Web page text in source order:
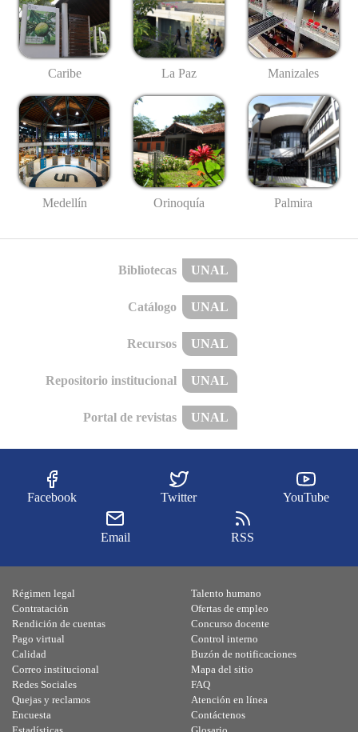
Caribe La Paz Manizales
Medellín Orinoquía Palmira
Bibliotecas UNAL
Catálogo UNAL
Recursos UNAL
Repositorio institucional UNAL
Portal de revistas UNAL
Facebook Twitter YouTube
Email RSS
Régimen legal
Contratación
Rendición de cuentas
Pago virtual
Calidad
Talento humano
Ofertas de empleo
Concurso docente
Control interno
Buzón de notificaciones
Correo institucional
Redes Sociales
Quejas y reclamos
Encuesta
Mapa del sitio
FAQ
Atención en línea
Contáctenos